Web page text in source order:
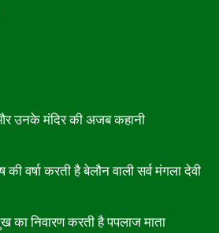
और उनके मंदिर की अजब कहानी
वर्षा करती है बेलौन वाली सर्व मंगला देवी
का निवारण करती है पपलाज माता